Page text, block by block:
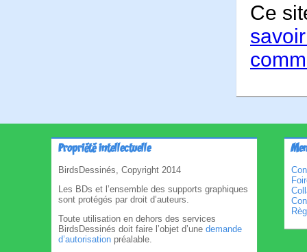
Ce
Propriété intellectuelle
BirdsDessinés, Copyright 2014
Les BDs et l’ensemble des supports graphiques
sont protégés par droit d’auteurs.
Toute utilisation en dehors des services
BirdsDessinés doit faire l’objet d’une demande
d’autorisation préalable.